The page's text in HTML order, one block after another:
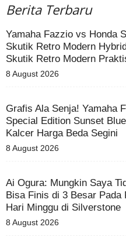
Berita Terbaru
Yamaha Fazzio vs Honda
Skutik Retro Modern
Skutik Retro Modern
8 August 2026
Grafis Ala Senja! Yamaha
Special Edition Sunset
Kalcer Harga Beda Segini
8 August 2026
Ai Ogura: Mungkin Saya
Bisa Finis di 3 Besar Pada
Hari Minggu di Silverstone
8 August 2026